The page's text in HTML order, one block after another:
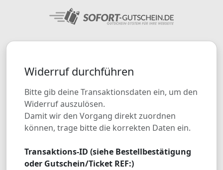
Widerruf durchführen
Bitte gib deine Transaktionsdaten ein, um den
Widerruf auszulösen.
Damit wir den Vorgang direkt zuordnen
können, trage bitte die korrekten Daten ein.
Transaktions-ID (siehe Bestellbestätigung
oder Gutschein/Ticket REF:)